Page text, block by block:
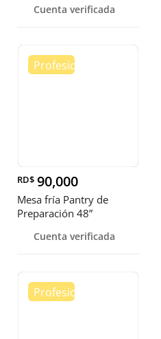
Cuenta verificada
RD$ 90,000
Mesa fría Pantry de
Preparación 48”
Cuenta verificada